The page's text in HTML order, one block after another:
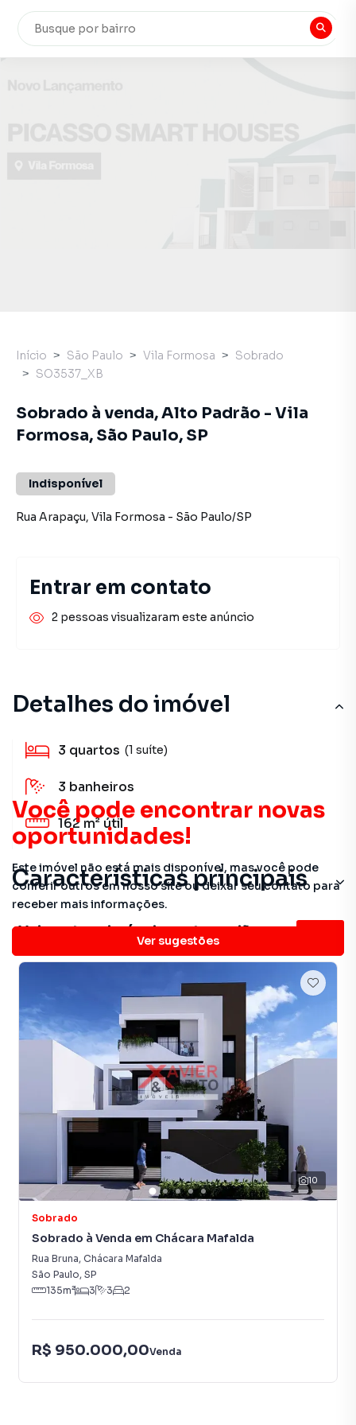
Você pode encontrar novas
oportunidades!
Este imóvel não está mais disponível, mas você pode
conferir outros em nosso site ou deixar seu contato para
receber mais informações.
Ver sugestões
Detalhes do imóvel
3 quartos (1 suíte)
3 banheiros
162 m² útil
Características principais
Veja outros imóveis nesta região
10
Sobrado
Sobrado à Venda em Chácara Mafalda
Rua Bruna, Chácara Mafalda
São Paulo, SP
135m² 3 3 2
R$ 950.000,00Venda
Início São Paulo Vila Formosa
Sobrado
SO3537_XB
Sobrado à venda, Alto Padrão - Vila
Formosa, São Paulo, SP
Indisponível
Rua Arapaçu, Vila Formosa - São Paulo/SP
Entrar em contato
2 pessoas visualizaram este anúncio